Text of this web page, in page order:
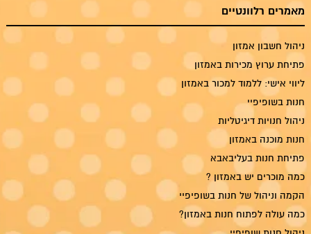
מאמרים רלוונטיים
ניהול חשבון אמזון
פתיחת ערוץ מכירות באמזון
ליווי אישי: ללמוד למכור באמזון
חנות בשופיפיי
ניהול חנויות דיגיטליות
חנות מוכנה באמזון
פתיחת חנות בעליבאבא
כמה מוכרים יש באמזון ?
הקמה וניהול של חנות בשופיפיי
כמה עולה לפתוח חנות באמזון?